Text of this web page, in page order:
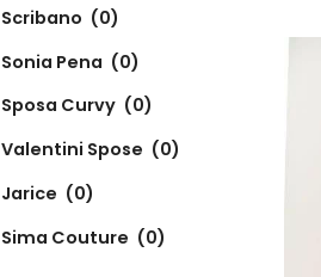
Scribano (0)
Sonia Pena (0)
Sposa Curvy (0)
Valentini Spose (0)
Jarice (0)
Sima Couture (0)